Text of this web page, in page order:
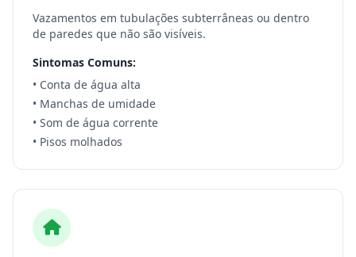
Vazamentos em tubulações subterrâneas ou dentro
de paredes que não são visíveis.
Sintomas Comuns:
• Conta de água alta
• Manchas de umidade
• Som de água corrente
• Pisos molhados